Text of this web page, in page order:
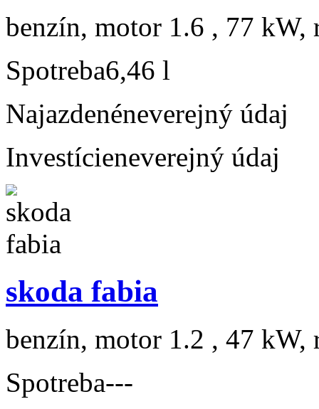
benzín, motor 1.6 , 77 kW,
Spotreba6,46 l
Najazdenéneverejný údaj
Investícieneverejný údaj
skoda fabia
benzín, motor 1.2 , 47 kW,
Spotreba---